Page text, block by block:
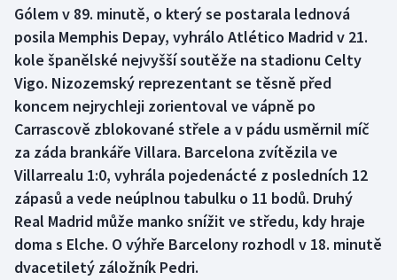
Box
Curling
Dostihy
Florbal
Futsal
Golf
Gólem v 89. minutě, o který se postarala lednová
posila Memphis Depay, vyhrálo Atlético Madrid v 21.
kole španělské nejvyšší soutěže na stadionu Celty
Vigo. Nizozemský reprezentant se těsně před
koncem nejrychleji zorientoval ve vápně po
Carrascově zblokované střele a v pádu usměrnil míč
za záda brankáře Villara. Barcelona zvítězila ve
Villarrealu 1:0, vyhrála pojedenácté z posledních 12
zápasů a vede neúplnou tabulku o 11 bodů. Druhý
Real Madrid může manko snížit ve středu, kdy hraje
doma s Elche. O výhře Barcelony rozhodl v 18. minutě
dvacetiletý záložník Pedri.